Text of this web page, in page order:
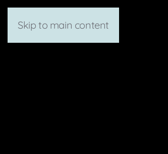
Skip to main content